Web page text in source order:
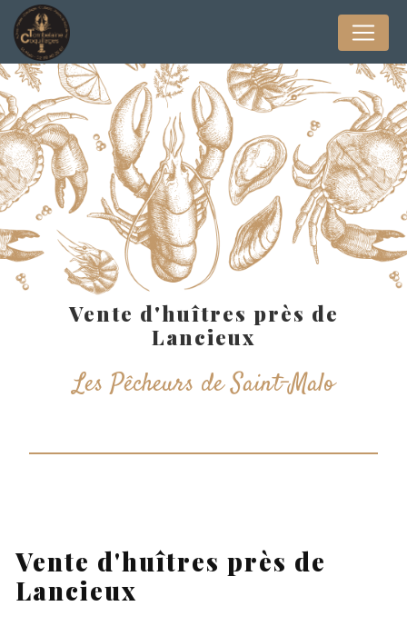
Vente d'huîtres près de
Lancieux
Les Pêcheurs de Saint-Malo
Vente d'huîtres près de
Lancieux
Panneau de gestion des cookies